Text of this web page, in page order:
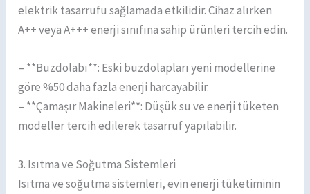
elektrik tasarrufu sağlamada etkilidir. Cihaz alırken
A++ veya A+++ enerji sınıfına sahip ürünleri tercih edin.
– **Buzdolabı**: Eski buzdolapları yeni modellerine
göre %50 daha fazla enerji harcayabilir.
– **Çamaşır Makineleri**: Düşük su ve enerji tüketen
modeller tercih edilerek tasarruf yapılabilir.
3. Isıtma ve Soğutma Sistemleri
Isıtma ve soğutma sistemleri, evin enerji tüketiminin